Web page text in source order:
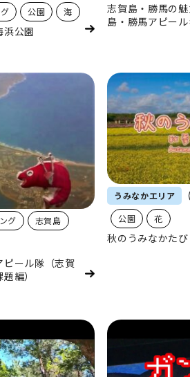
公園 海
公園
志賀島・勝馬の
島・勝馬アピール
グ
志賀島
ール隊（志賀
編）
うみなかエリア
公園
花
秋のうみなかたび